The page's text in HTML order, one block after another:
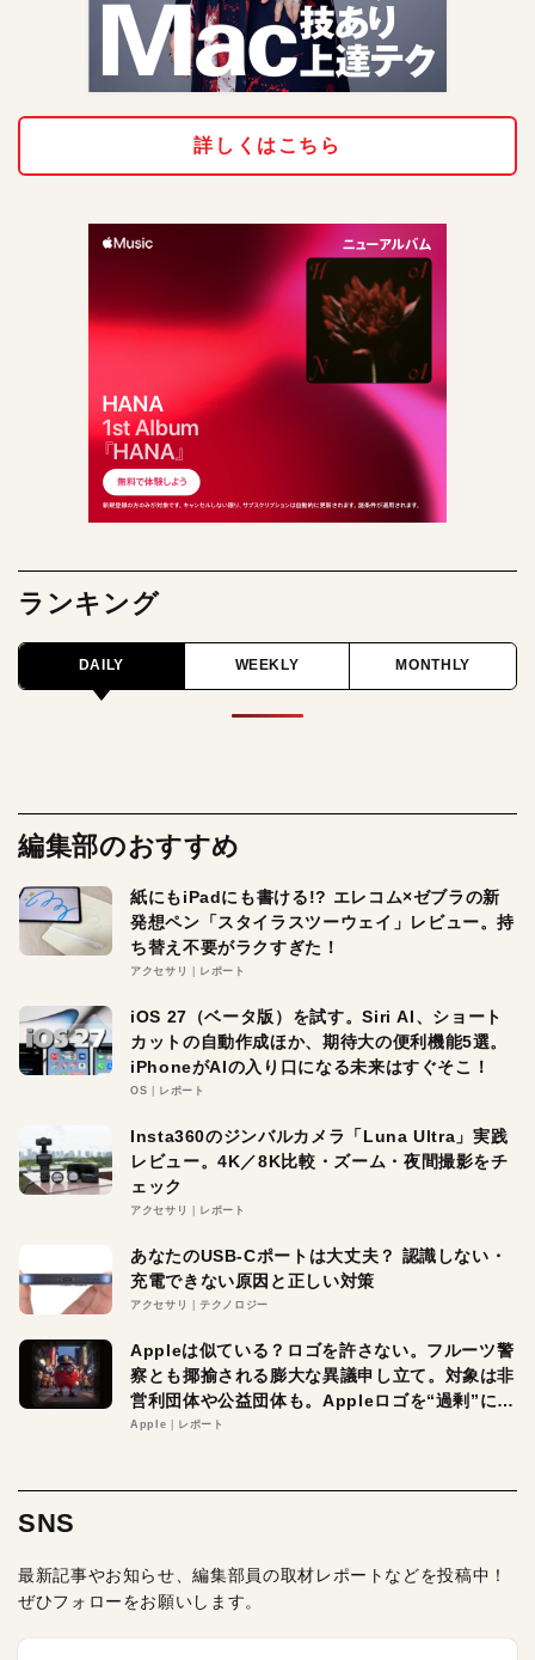
詳しくはこちら
ランキング
DAILY WEEKLY MONTHLY
編集部のおすすめ
紙にもiPadにも書ける!? エレコム×ゼブラの新
発想ペン「スタイラスツーウェイ」レビュー。持
ち替え不要がラクすぎた！
アクセサリ レポート
iOS 27（ベータ版）を試す。Siri AI、ショート
カットの自動作成ほか、期待大の便利機能5選。
iPhoneがAIの入り口になる未来はすぐそこ！
OS レポート
Insta360のジンバルカメラ「Luna Ultra」実践
レビュー。4K／8K比較・ズーム・夜間撮影をチ
ェック
アクセサリ レポート
あなたのUSB-Cポートは大丈夫？ 認識しない・
充電できない原因と正しい対策
アクセサリ テクノロジー
Appleは似ている？ロゴを許さない。フルーツ警
察とも揶揄される膨大な異議申し立て。対象は非
営利団体や公益団体も。Appleロゴを“過剰”に守
る理由とは
Apple レポート
SNS
最新記事やお知らせ、編集部員の取材レポートなどを投稿中！
ぜひフォローをお願いします。